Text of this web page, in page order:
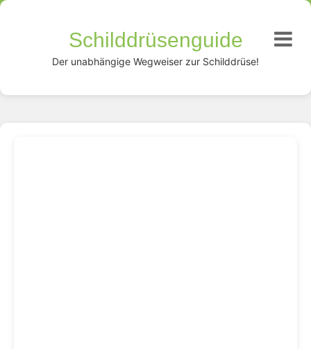
Schilddrüsenguide
Der unabhängige Wegweiser zur Schilddrüse!